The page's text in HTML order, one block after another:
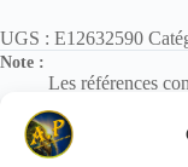
UGS : E12632590
Note :
Les références
Elles sont
pièces.